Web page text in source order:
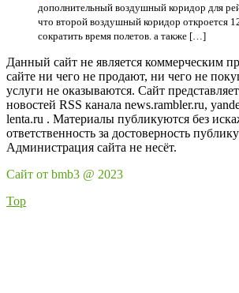
дополнительный воздушный коридор для
что второй воздушный коридор откроется
сократить время полетов. а также […]
Данный сайт не является коммерческим
сайте ни чего не продают, ни чего не
услуги не оказываются. Сайт
новостей RSS канала news.rambler.ru,
lenta.ru . Материалы публикуются без
ответственность за достоверность
Администрация сайта не несёт.
Сайт от bmb3 @ 2023
Top